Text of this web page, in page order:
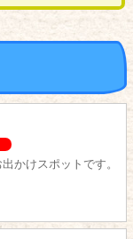
かけスポットです。